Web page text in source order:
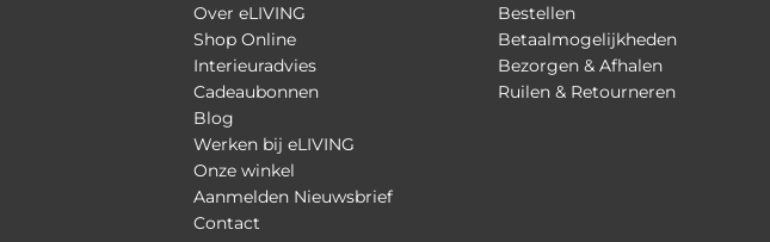
Over eLIVING
Shop Online
Interieuradvies
Cadeaubonnen
Blog
Werken bij eLIVING
Onze winkel
Aanmelden Nieuwsbrief
Contact
Bestellen
Betaalmogelijkheden
Bezorgen & Afhalen
Ruilen & Retourneren